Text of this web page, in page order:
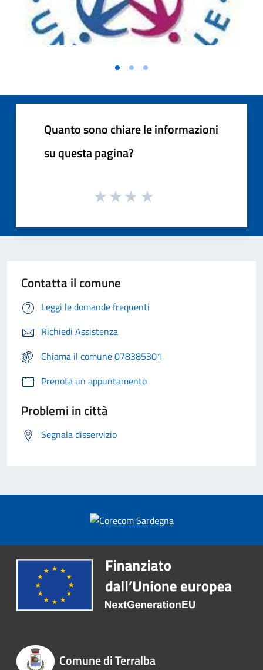
Quanto sono chiare le informazioni
su questa pagina?
Contatta il comune
Leggi le domande frequenti
Richiedi Assistenza
Chiama il comune 078385301
Prenota un appuntamento
Problemi in città
Segnala disservizio
Comune di Terralba